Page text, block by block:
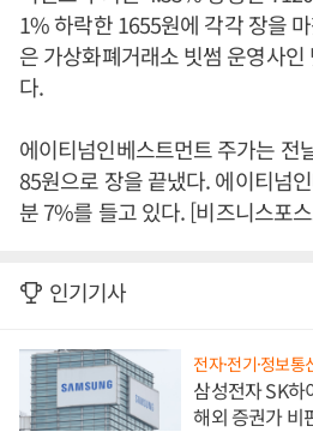
1% 하락한 1655원에 각각 장을
은 가상화폐거래소 빗썸 운영사
다.
에이티넘인베스트먼트 주가는 전
85원으로 장을 끝냈다. 에이티넘
분 7%를 들고 있다. [비즈니스포
인기기사
전자·전기·정보통
삼성전자 SK하
해외 증권가 비